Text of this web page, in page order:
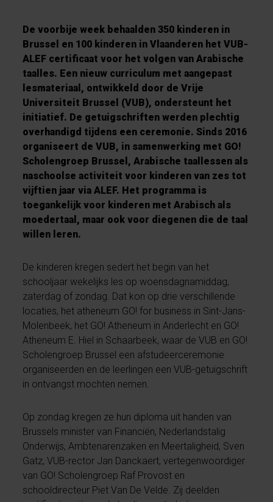
De voorbije week behaalden 350 kinderen in
Brussel en 100 kinderen in Vlaanderen het VUB-
ALEF certificaat voor het volgen van Arabische
taalles. Een nieuw curriculum met aangepast
lesmateriaal, ontwikkeld door de Vrije
Universiteit Brussel (VUB), ondersteunt het
initiatief. De getuigschriften werden plechtig
overhandigd tijdens een ceremonie. Sinds 2016
organiseert de VUB, in samenwerking met GO!
Scholengroep Brussel, Arabische taallessen als
naschoolse activiteit voor kinderen van zes tot
vijftien jaar via ALEF. Het programma is
toegankelijk voor kinderen met Arabisch als
moedertaal, maar ook voor diegenen die de taal
willen leren.
De kinderen kregen sedert het begin van het
schooljaar wekelijks les op woensdagnamiddag,
zaterdag of zondag. Dat kon op drie verschillende
locaties, het atheneum GO! for business in Sint-Jans-
Molenbeek, het GO! Atheneum in Anderlecht en GO!
Atheneum E. Hiel in Schaarbeek, waar de VUB en GO!
Scholengroep Brussel een afstudeerceremonie
organiseerden en de leerlingen een VUB-getuigschrift
in ontvangst mochten nemen.
Op zondag kregen ze hun diploma uit handen van
Brussels minister van Financiën, Nederlandstalig
Onderwijs, Ambtenarenzaken en Meertaligheid, Sven
Gatz, VUB-rector Jan Danckaert, vertegenwoordiger
van GO! Scholengroep Raf Provost en
schooldirecteur Piet Van De Velde. Zij deelden